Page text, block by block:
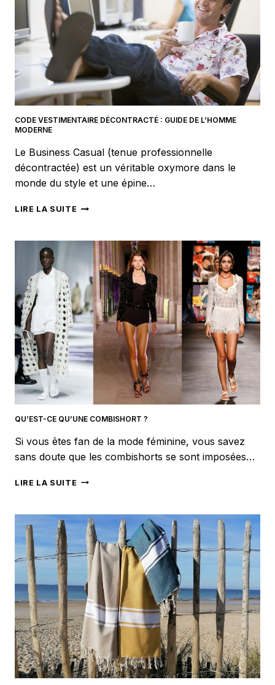
PENDANT
L’HIVER
CODE VESTIMENTAIRE DÉCONTRACTÉ : GUIDE DE L’HOMME
MODERNE
Le Business Casual (tenue professionnelle
décontractée) est un véritable oxymore dans le
monde du style et une épine…
LIRE LA SUITE CODE
:
GUIDE
DE
L’HOMME
MODERNE
QU’EST-CE QU’UNE COMBISHORT ?
Si vous êtes fan de la mode féminine, vous savez
sans doute que les combishorts se sont imposées…
LIRE LA SUITE QU’EST-
COMBISHORT